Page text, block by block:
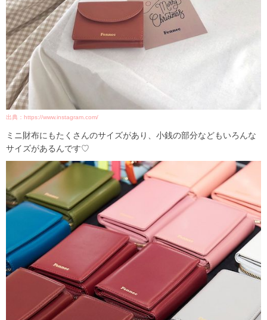
出典：https://www.instagram.com/
ミニ財布にもたくさんのサイズがあり、小銭の部分などもいろんな
サイズがあるんです♡